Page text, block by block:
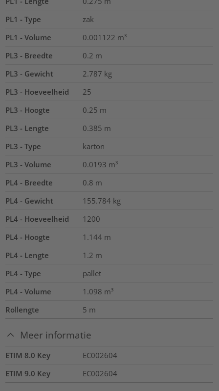
PL1 - Type
zak
PL1 - Volume
0.001122 m³
PL3 - Breedte
0.2 m
PL3 - Gewicht
2.787 kg
PL3 - Hoeveelheid
25
PL3 - Hoogte
0.25 m
PL3 - Lengte
0.385 m
PL3 - Type
karton
PL3 - Volume
0.0193 m³
PL4 - Breedte
0.8 m
PL4 - Gewicht
155.784 kg
PL4 - Hoeveelheid
1200
PL4 - Hoogte
1.144 m
PL4 - Lengte
1.2 m
PL4 - Type
pallet
PL4 - Volume
1.098 m³
Rollengte
5 m
Meer informatie
ETIM 8.0 Key
EC002604
ETIM 9.0 Key
EC002604